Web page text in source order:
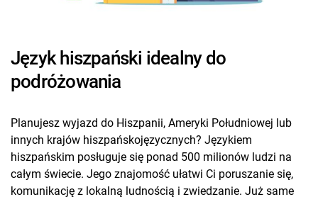
Język hiszpański idealny do
podróżowania
Planujesz wyjazd do Hiszpanii, Ameryki Południowej lub
innych krajów hiszpańskojęzycznych? Językiem
hiszpańskim posługuje się ponad 500 milionów ludzi na
całym świecie. Jego znajomość ułatwi Ci poruszanie się,
komunikację z lokalną ludnością i zwiedzanie. Już same